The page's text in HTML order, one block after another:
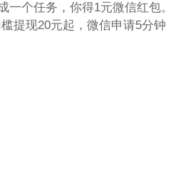
一个任务，你得1元微信红包。
提现20元起，微信申请5分钟